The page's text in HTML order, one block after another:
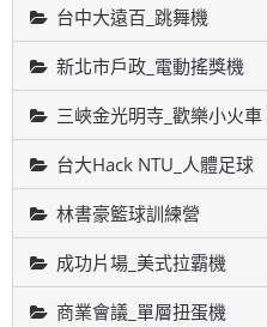
台中大遠百_跳舞機
新北市戶政_電動搖獎機
三峽金光明寺_歡樂小火車
台大Hack NTU_人體足球
林書豪籃球訓練營
成功片場_美式拉霸機
商業會議_單層扭蛋機